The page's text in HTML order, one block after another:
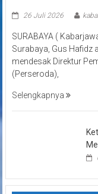
26 Juli 2026
SURABAYA (
Surabaya, Gus Hafidz
mendesak Direktur
(Perseroda),
Selengkapnya